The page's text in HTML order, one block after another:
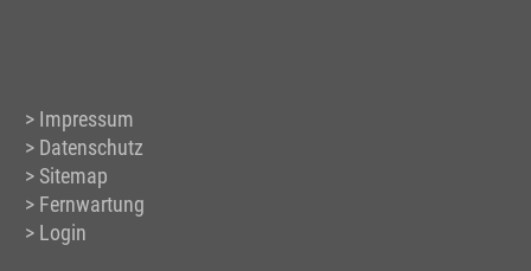
Impressum
Datenschutz
Sitemap
Fernwartung
Login